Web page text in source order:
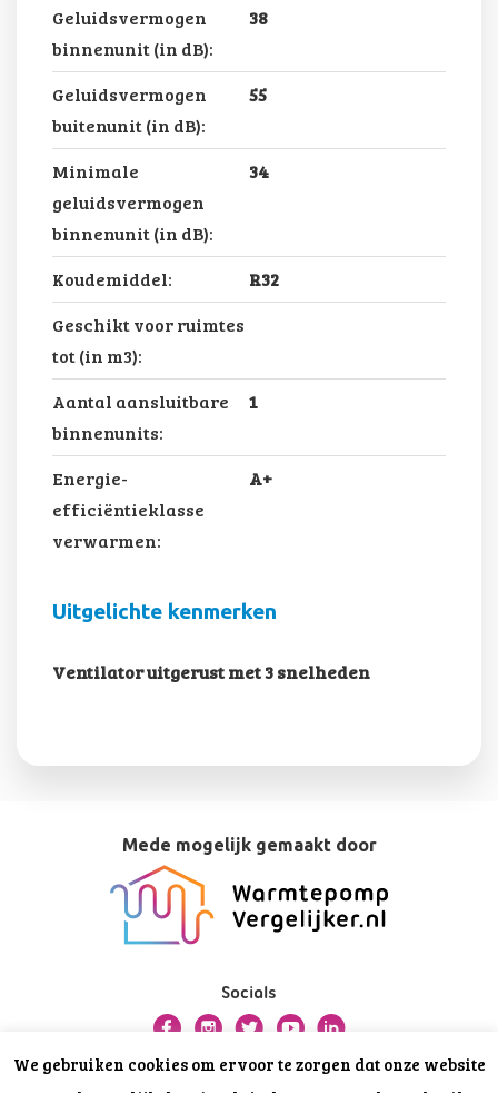
Geluidsvermogen
binnenunit (in dB):
38
Geluidsvermogen
buitenunit (in dB):
55
Minimale
geluidsvermogen
binnenunit (in dB):
34
Koudemiddel:
R32
Geschikt voor ruimtes
tot (in m3):
Aantal aansluitbare
binnenunits:
1
Energie-
efficiëntieklasse
verwarmen:
A+
Uitgelichte kenmerken
Ventilator uitgerust met 3 snelheden
Mede mogelijk gemaakt door
Socials
Over deze website
We gebruiken cookies om ervoor te zorgen dat onze website